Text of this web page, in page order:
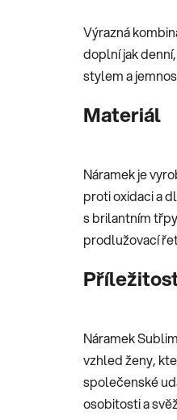
Výrazná
doplní jak
stylem a
Materiál
Náramek je
proti oxidaci a
s brilantním
prodlužovací
Náramek
vzhled ženy,
společenské
osobitosti a